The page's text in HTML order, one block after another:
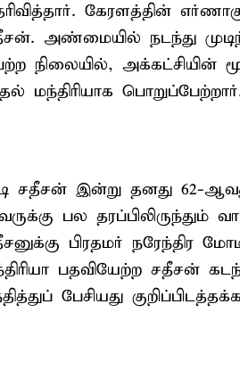
கேரளத்தின்
அண்மையில் நடந்து
நிலையில், அக்கட்சியின்
மந்திரியாக
சதீசன் இன்று தனது 62-
பல தரப்பிலிருந்தும்
பிரதமர் நரேந்திர
பதவியேற்ற சதீசன்
பேசியது